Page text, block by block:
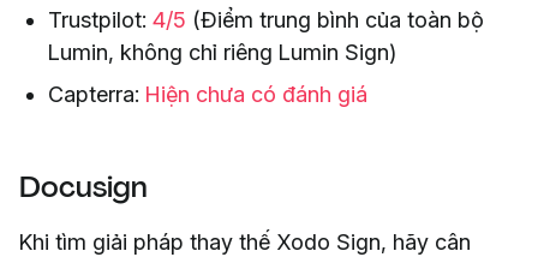
Trustpilot: 4/5 (Điểm trung bình của toàn bộ
Lumin, không chỉ riêng Lumin Sign)
Capterra: Hiện chưa có đánh giá
Docusign
Khi tìm giải pháp thay thế Xodo Sign, hãy cân